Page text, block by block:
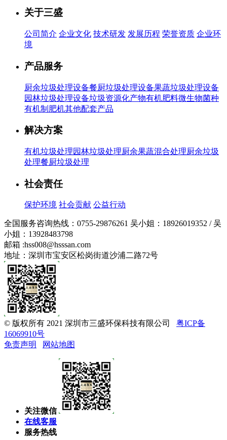
关于三盛
公司简介 企业文化 技术研发 发展历程 荣誉资质 企业环
境
产品服务
厨余垃圾处理设备餐厨垃圾处理设备果蔬垃圾处理设备
园林垃圾处理设备垃圾资源化产物有机肥料微生物菌种
有机制肥机其他配套产品
解决方案
有机垃圾处理园林垃圾处理厨余果蔬混合处理厨余垃圾
处理餐厨垃圾处理
社会责任
保护环境 社会贡献 公益行动
全国服务咨询热线： 0755-29876261 吴小姐：18926019352 / 吴
小姐：13928483798
邮箱 :hss008@hsssan.com
地址：深圳市宝安区松岗街道沙浦二路72号
© 版权所有 2021 深圳市三盛环保科技有限公司 粤ICP备
16069910号
免责声明
网站地图
关注微信
在线客服
服务热线